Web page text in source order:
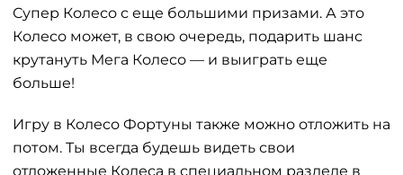
Супер Колесо с еще большими призами. А это
Колесо может, в свою очередь, подарить шанс
крутануть Мега Колесо — и выиграть еще
больше!
Игру в Колесо Фортуны также можно отложить на
потом. Ты всегда будешь видеть свои
отложенные Колеса в специальном разделе в